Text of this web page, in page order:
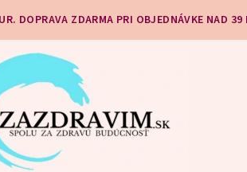
DOPRAVA ZDARMA PRI OBJEDNÁVKE NAD 39